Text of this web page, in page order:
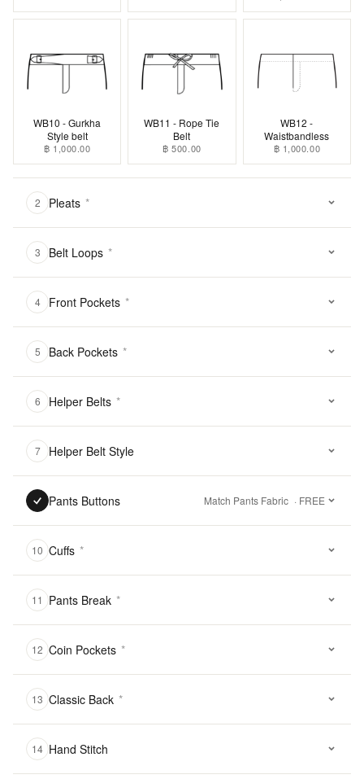
WB10 - Gurkha
Style belt
฿ 1,000.00
WB11 - Rope Tie
Belt
฿ 500.00
WB12 -
Waistbandless
฿ 1,000.00
2 Pleats *
3 Belt Loops *
4 Front Pockets *
5 Back Pockets *
6 Helper Belts *
7 Helper Belt Style
Pants Buttons Match Pants Fabric · FREE
10 Cuffs *
11 Pants Break *
12 Coin Pockets *
13 Classic Back *
14 Hand Stitch